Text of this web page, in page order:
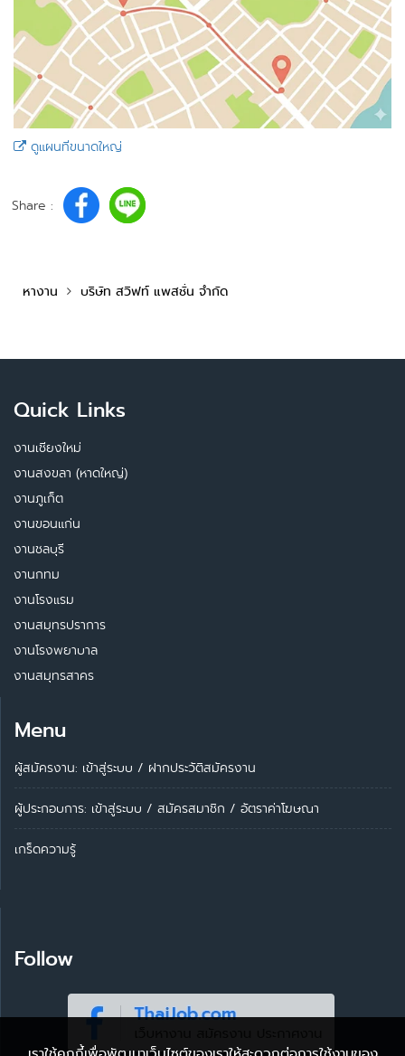
ดูแผนที่ขนาดใหญ่
Share :
หางาน บริษัท สวิฟท์ แพสชั่น จำกัด
Quick Links
งานเชียงใหม่
งานสงขลา (หาดใหญ่)
งานภูเก็ต
งานขอนแก่น
งานชลบุรี
งานกทม
งานโรงแรม
งานสมุทรปราการ
งานโรงพยาบาล
งานสมุทรสาคร
Menu
ผู้สมัครงาน: เข้าสู่ระบบ / ฝากประวัติสมัครงาน
ผู้ประกอบการ: เข้าสู่ระบบ / สมัครสมาชิก / อัตราค่าโฆษณา
เกร็ดความรู้
Follow